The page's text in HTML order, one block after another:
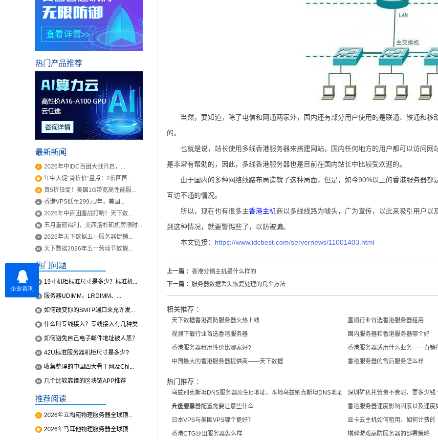
热门产品推荐
最新新闻
2026年中IDC百团大战开启，...
年中大促“骨折价”盘点：2折回国...
真5折狂促！美国1G带宽高性能服...
香港VPS低至299元/年，美国...
2026年中百团鏖战打响！天下数...
五月重磅福利，美西洛杉矶机房限时...
2026年天下数据五一服务器促销...
天下数据2026年五一劳动节放假...
热门问题
19寸机柜标准尺寸是多少？标准机...
服务器UDIMM、LRDIMM、...
如何改变你的SMTP端口来允许发...
什么叫专线接入？专线接入有几种类...
如何避免自己电子邮件地址被人黑？
42U标准服务器机柜尺寸是多少?
收集整理的中国四大骨干网及Chi...
几个比较靠谱的区块链APP推荐
推荐阅读
2026年立陶宛物理服务器全球顶...
2026年马耳他物理服务器全球顶...
当然，要知道，除了电信和网通两家外，国内还有部分用户使用的是联通、铁通和
的。
也就是说，站长使用多线香港服务器来搭建网站，国内任何地方的用户都可以访问
是非常有帮助的，因此，多线香港服务器也是目前在国内站长中比较受欢迎的。
由于国内的多种网络线路布局造就了这种局面，但是，如今90%以上的香港服务器
互访不通的情况。
所以，现在也有很多主香港主机商以多线线路为噱头，广为宣传，以此来吸引用户以
到这种情况，就要警惕些了，以防被骗。
本文链接： https://www.idcbest.com/servernews/11001403.html
上一篇 ： 香港分销主机是什么样的
下一篇 ： 服务器数据丢失恢复处理的几个方法
相关推荐 ：
天下数据香港高防服务器火热上线
直销行业首选香港服务器租用
视频下载行业首选香港服务器
国内服务器和香港服务器哪个好
香港服务器租用性价比哪家好?
香港服务器适用什么业务——直销
中国最大的香港服务器提供商——天下数据
香港服务器的售后服务怎么样
热门推荐 ：
乌兹别克斯坦DNS服务器原生ip地址，本地乌兹别克斯坦DNS地址
大全分享
深圳矿机托管贵不贵呢，要多少钱
升级服务器配置需要注意些什么
香港服务器速度影响因素以及速度
日本VPS与美国VPS哪个更好？
显卡云主机如何租用，如何计费的
香港CTG沙田服务器怎么样
棋牌游戏高防服务器的部署策略